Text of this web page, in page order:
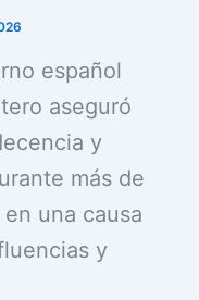
español
aseguró
y
más de
una causa
y